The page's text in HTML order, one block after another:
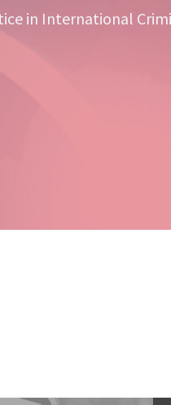
in International